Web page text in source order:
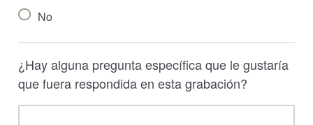
No
¿Hay alguna pregunta específica que le gustaría
que fuera respondida en esta grabación?